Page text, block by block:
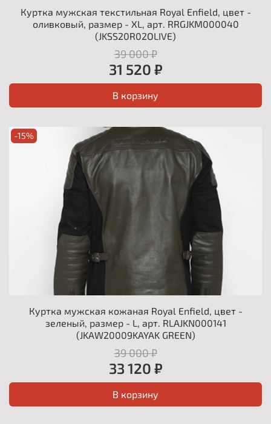
Куртка мужская текстильная Royal Enfield, цвет -
оливковый, размер - XL, арт. RRGJKM000040
(JKSS20R02OLIVE)
39 000 ₽
31 520 ₽
В корзину
-15%
Куртка мужская кожаная Royal Enfield, цвет -
зеленый, размер - L, арт. RLAJKN000141
(JKAW20009KAYAK GREEN)
39 000 ₽
33 120 ₽
В корзину